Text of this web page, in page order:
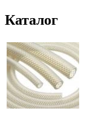
Каталог